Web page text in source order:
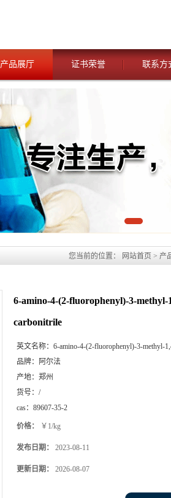
产品展厅 证书荣誉 联系方
您当前的位置： 网站首页 > 产
6-amino-4-(2-fluorophenyl)-3-
carbonitrile
英文名称： 6-amino-4-(2-fluorophenyl)-3-methyl-
品牌：
阿尔法
产地： 郑州
货号： /
cas： 89607-35-2
价格： ￥1/kg
发布日期： 2023-08-11
更新日期： 2026-08-07